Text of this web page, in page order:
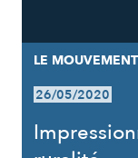
LE
26/05/2020